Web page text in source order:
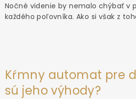
Nočné videnie by nemalo chýbať v
každého poľovníka. Ako si však z
Kŕmny automat pre
sú jeho výhody?